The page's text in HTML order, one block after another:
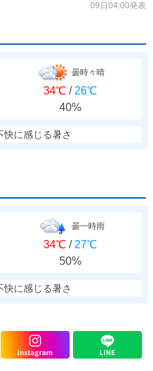
09日04:00発表
曇時々晴
34℃ / 26℃
40%
に感じる暑さ
曇一時雨
34℃ / 27℃
50%
に感じる暑さ